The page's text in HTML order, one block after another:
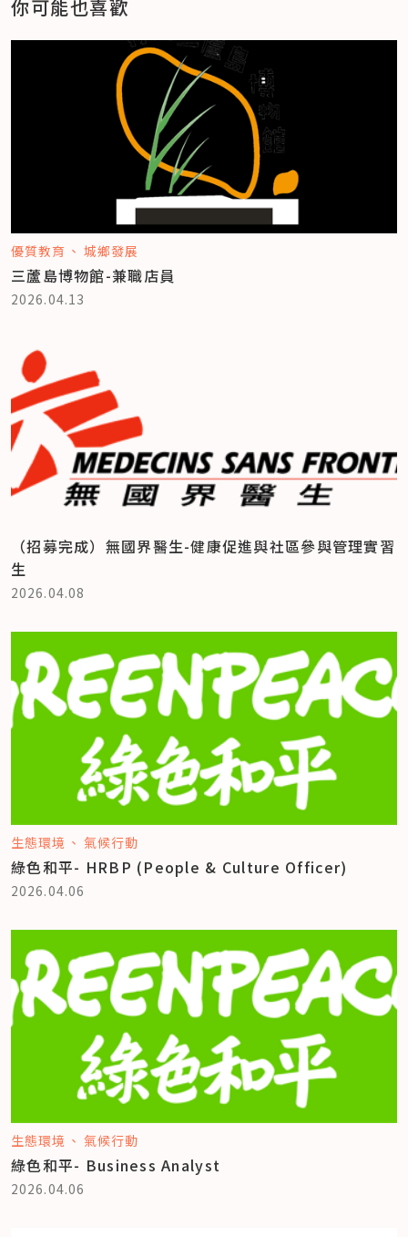
你可能也喜歡
優質教育 城鄉發展
三蘆島博物館-兼職店員
2026.04.13
（招募完成）無國界醫生-健康促進與社區參與管理實習
生
2026.04.08
生態環境 氣候行動
綠色和平- HRBP (People & Culture Officer)
2026.04.06
生態環境 氣候行動
綠色和平- Business Analyst
2026.04.06